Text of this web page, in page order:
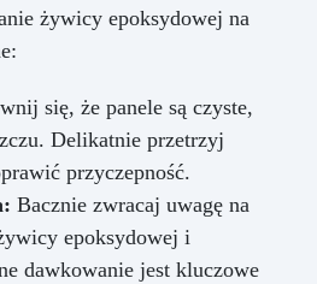
żywicy epoksydowej na
się, że panele są czyste,
Delikatnie przetrzyj
przyczepność.
Bacznie zwracaj uwagę na
epoksydowej i
dawkowanie jest kluczowe